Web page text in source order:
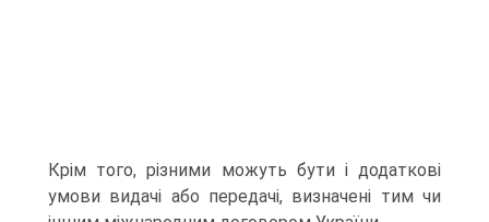
Крім того, різними можуть бути і додаткові
умови видачі або передачі, визначені тим чи